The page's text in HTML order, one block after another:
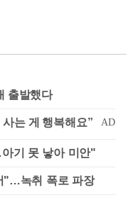
출발했다
기 못 낳아 미안"
"…녹취 폭로 파장